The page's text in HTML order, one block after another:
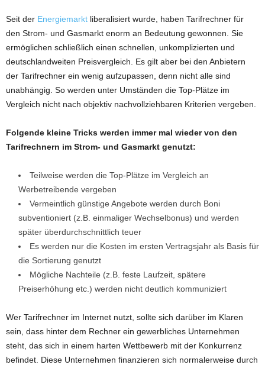
Seit der Energiemarkt liberalisiert wurde, haben Tarifrechner für
den Strom- und Gasmarkt enorm an Bedeutung gewonnen. Sie
ermöglichen schließlich einen schnellen, unkomplizierten und
deutschlandweiten Preisvergleich. Es gilt aber bei den Anbietern
der Tarifrechner ein wenig aufzupassen, denn nicht alle sind
unabhängig. So werden unter Umständen die Top-Plätze im
Vergleich nicht nach objektiv nachvollziehbaren Kriterien vergeben.
Folgende kleine Tricks werden immer mal wieder von den
Tarifrechnern im Strom- und Gasmarkt genutzt:
Teilweise werden die Top-Plätze im Vergleich an
Werbetreibende vergeben
Vermeintlich günstige Angebote werden durch Boni
subventioniert (z.B. einmaliger Wechselbonus) und werden
später überdurchschnittlich teuer
Es werden nur die Kosten im ersten Vertragsjahr als Basis für
die Sortierung genutzt
Mögliche Nachteile (z.B. feste Laufzeit, spätere
Preiserhöhung etc.) werden nicht deutlich kommuniziert
Wer Tarifrechner im Internet nutzt, sollte sich darüber im Klaren
sein, dass hinter dem Rechner ein gewerbliches Unternehmen
steht, das sich in einem harten Wettbewerb mit der Konkurrenz
befindet. Diese Unternehmen finanzieren sich normalerweise durch